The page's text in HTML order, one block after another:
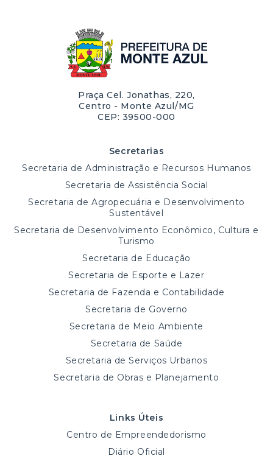
Praça Cel. Jonathas, 220,
Centro - Monte Azul/MG
CEP: 39500-000
Secretarias
Secretaria de Administração e Recursos Humanos
Secretaria de Assistência Social
Secretaria de Agropecuária e Desenvolvimento
Sustentável
Secretaria de Desenvolvimento Econômico, Cultura e
Turismo
Secretaria de Educação
Secretaria de Esporte e Lazer
Secretaria de Fazenda e Contabilidade
Secretaria de Governo
Secretaria de Meio Ambiente
Secretaria de Saúde
Secretaria de Serviços Urbanos
Secretaria de Obras e Planejamento
Links Úteis
Centro de Empreendedorismo
Diário Oficial